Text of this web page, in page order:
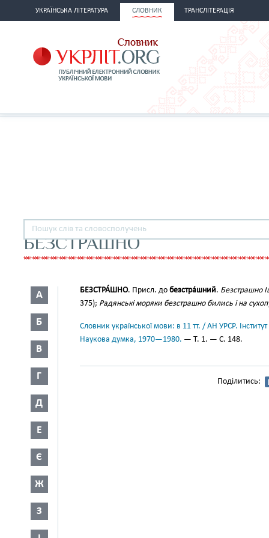
УКРАЇНСЬКА ЛІТЕРАТУРА СЛОВНИК ТРАНСЛІТЕРАЦІЯ
БЕЗСТРАШНО
А
Б
В
Г
Д
Е
Є
Ж
З
БЕЗСТРА́ШНО. Присл. до безстра́шний. Безстрашно
375); Радянські моряки безстрашно бились і на
Словник української мови: в 11 тт. / АН УРСР.
Наукова думка, 1970—1980. — Т. 1. — С. 148.
Поділитись: